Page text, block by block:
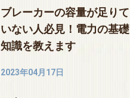
ブレーカーの容量が足りて
いない人必見！電力の基礎
知識を教えます
2023年04月17日